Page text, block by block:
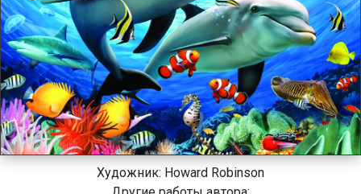
Художник: Howard Robinson